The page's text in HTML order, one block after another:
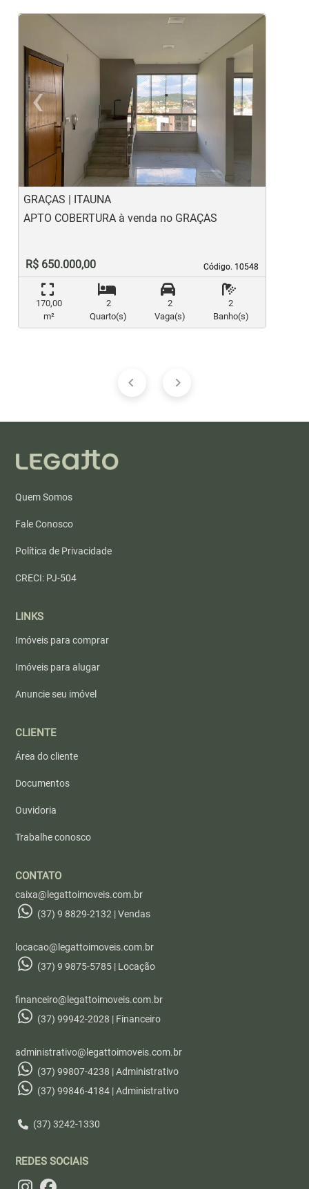
‹
Previous
›
GRAÇAS | ITAUNA
Código. 10548
Código. 10548
APTO COBERTURA à venda no GRAÇAS
R$ 650.000,00
170,00
m²
2
Quarto(s)
2
Vaga(s)
2
Banho(s)
Quem Somos
Fale Conosco
Política de Privacidade
CRECI: PJ-504
LINKS
Imóveis para comprar
Imóveis para alugar
Anuncie seu imóvel
CLIENTE
Área do cliente
Documentos
Ouvidoria
Trabalhe conosco
CONTATO
caixa@legattoimoveis.com.br
(37) 9 8829-2132 | Vendas
locacao@legattoimoveis.com.br
(37) 9 9875-5785 | Locação
financeiro@legattoimoveis.com.br
(37) 99942-2028 | Financeiro
administrativo@legattoimoveis.com.br
(37) 99807-4238 | Administrativo
(37) 99846-4184 | Administrativo
(37) 3242-1330
REDES SOCIAIS